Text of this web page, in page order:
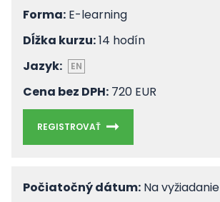
Forma: E-learning
Dĺžka kurzu:14 hodín
Jazyk:
EN
Cena bez DPH: 720 EUR
REGISTROVAŤ
Počiatočný dátum: Na vyžiadanie